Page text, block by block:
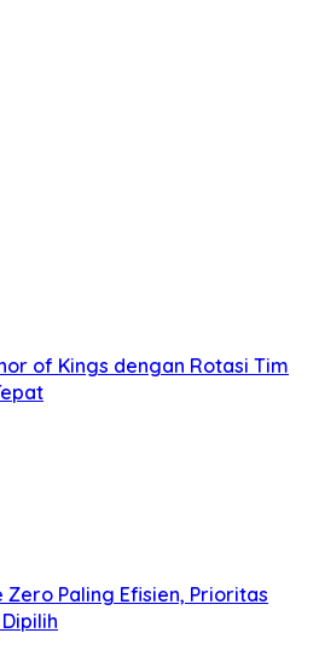
of Kings dengan Rotasi Tim
Zero Paling Efisien, Prioritas